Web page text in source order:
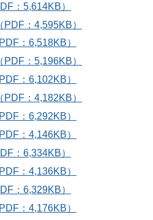
：5,614KB）
：4,595KB）
：6,518KB）
：5,196KB）
：6,102KB）
：4,182KB）
：6,292KB）
：4,146KB）
：6,334KB）
：4,136KB）
：6,329KB）
：4,176KB）